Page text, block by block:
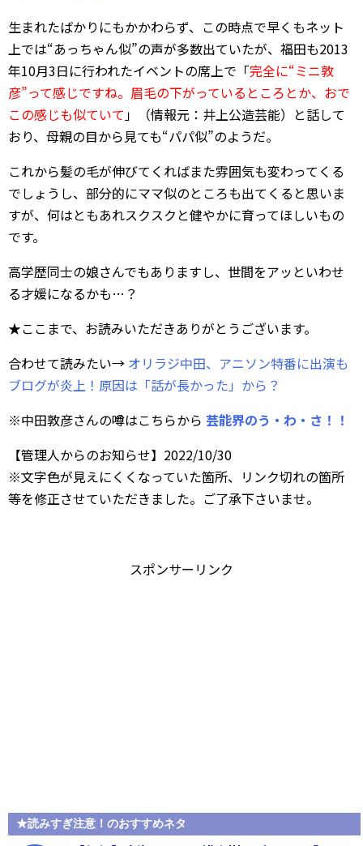
生まれたばかりにもかかわらず、この時点で早くもネット
上では“あっちゃん似”の声が多数出ていたが、福田も2013
年10月3日に行われたイベントの席上で「完全に“ミニ敦
彦”って感じですね。眉毛の下がっているところとか、おで
この感じも似ていて」（情報元：井上公造芸能）と話して
おり、母親の目から見ても“パパ似”のようだ。
これから髪の毛が伸びてくればまた雰囲気も変わってくる
でしょうし、部分的にママ似のところも出てくると思いま
すが、何はともあれスクスクと健やかに育ってほしいもの
です。
高学歴同士の娘さんでもありますし、世間をアッといわせ
る才媛になるかも…？
★ここまで、お読みいただきありがとうございます。
合わせて読みたい→ オリラジ中田、アニソン特番に出演も
ブログが炎上！原因は「話が長かった」から？
※中田敦彦さんの噂はこちらから 芸能界のう・わ・さ！！
【管理人からのお知らせ】2022/10/30
※文字色が見えにくくなっていた箇所、リンク切れの箇所
等を修正させていただきました。ご了承下さいませ。
スポンサーリンク
★読みすぎ注意！のおすすめネタ